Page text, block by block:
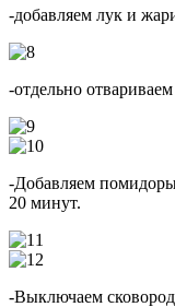
-добавляем лук и
-отдельно
-Добавляем
20 минут.
-Выключаем